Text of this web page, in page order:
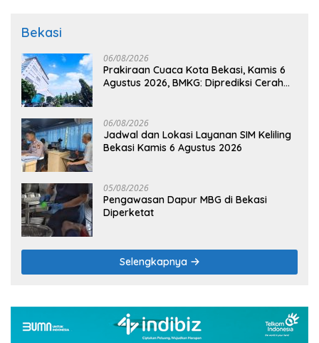
Bekasi
06/08/2026
Prakiraan Cuaca Kota Bekasi, Kamis 6
Agustus 2026, BMKG: Diprediksi Cerah
06/08/2026
Jadwal dan Lokasi Layanan SIM Keliling
Bekasi Kamis 6 Agustus 2026
05/08/2026
Pengawasan Dapur MBG di Bekasi
Diperketat
Selengkapnya